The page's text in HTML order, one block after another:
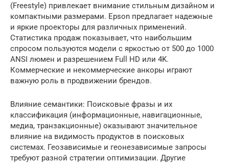
(Freestyle) привлекает внимание стильным дизайном и
компактными размерами. Epson предлагает надежные
и яркие проекторы для различных применений.
Статистика продаж показывает, что наибольшим
спросом пользуются модели с яркостью от 500 до 1000
ANSI люмен и разрешением Full HD или 4K.
Коммерческие и некоммерческие анкоры играют
важную роль в продвижении брендов.
Влияние семантики: Поисковые фразы и их
классификация (информационные, навигационные,
медиа, транзакционные) оказывают значительное
влияние на видимость продуктов в поисковых
системах. Геозависимые и геонезависимые запросы
требуют разной стратегии оптимизации. Другие